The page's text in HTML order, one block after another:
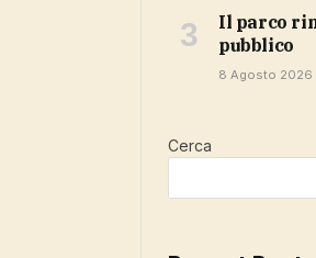
Il parco rimane aperto al
pubblico
8 Agosto 2026
Cerca